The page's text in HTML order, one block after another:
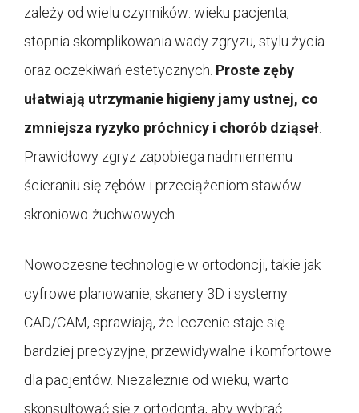
zależy od wielu czynników: wieku pacjenta,
stopnia skomplikowania wady zgryzu, stylu życia
oraz oczekiwań estetycznych. Proste zęby
ułatwiają utrzymanie higieny jamy ustnej, co
zmniejsza ryzyko próchnicy i chorób dziąseł
Prawidłowy zgryz zapobiega nadmiernemu
ścieraniu się zębów i przeciążeniom stawów
skroniowo-żuchwowych.
Nowoczesne technologie w ortodoncji, takie jak
cyfrowe planowanie, skanery 3D i systemy
CAD/CAM, sprawiają, że leczenie staje się
bardziej precyzyjne, przewidywalne i komfortowe
dla pacjentów. Niezależnie od wieku, warto
skonsultować się z ortodontą, aby wybrać